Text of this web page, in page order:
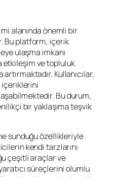
alanında önemli bir
Bu platform, içerik
ulaşma imkanı
etkileşim ve topluluk
Kullanıcılar,
içeriklerini
Bu durum,
bir yaklaşıma teşvik
sunduğu özellikleriyle
kendi tarzlarını
çeşitli araçlar ve
süreçlerini olumlu